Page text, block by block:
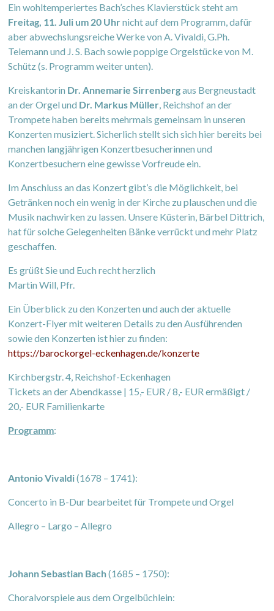
Ein wohltemperiertes Bach’sches Klavierstück steht am
Freitag, 11. Juli um 20 Uhrnicht auf dem Programm, dafür
aber abwechslungsreiche Werke von A. Vivaldi, G.Ph.
Telemann und J. S. Bach sowie poppige Orgelstücke von M.
Schütz (s. Programm weiter unten).
Kreiskantorin Dr. Annemarie Sirrenbergaus Bergneustadt
an der Orgel und Dr. Markus Müller , Reichshof an der
Trompete haben bereits mehrmals gemeinsam in unseren
Konzerten musiziert. Sicherlich stellt sich sich hier bereits bei
manchen langjährigen Konzertbesucherinnen und
Konzertbesuchern eine gewisse Vorfreude ein.
Im Anschluss an das Konzert gibt’s die Möglichkeit, bei
Getränken noch ein wenig in der Kirche zu plauschen und die
Musik nachwirken zu lassen. Unsere Küsterin, Bärbel Dittrich,
hat für solche Gelegenheiten Bänke verrückt und mehr Platz
geschaffen.
Es grüßt Sie und Euch recht herzlich
Martin Will, Pfr.
Ein Überblick zu den Konzerten und auch der aktuelle
Konzert-Flyer mit weiteren Details zu den Ausführenden
sowie den Konzerten ist hier zu finden:
https://barockorgel-eckenhagen.de/konzerte
Kirchbergstr. 4, Reichshof-Eckenhagen
Tickets an der Abendkasse | 15,- EUR / 8,- EUR ermäßigt /
20,- EUR Familienkarte
Programm:
Antonio Vivaldi(1678 – 1741):
Concerto in B-Dur bearbeitet für Trompete und Orgel
Allegro – Largo – Allegro
Johann Sebastian Bach(1685 – 1750):
Choralvorspiele aus dem Orgelbüchlein: